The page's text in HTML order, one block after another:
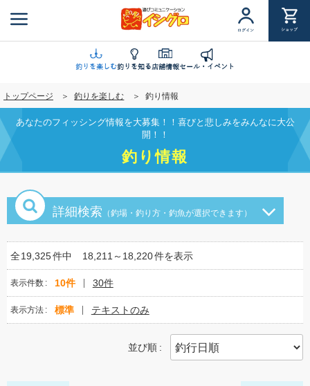
ン
に
移
動
ログイン ショップ
釣りを楽しむ釣りを知る店舗情報セール・イベント
トップページ 釣りを楽しむ 釣り情報
あなたのフィッシング情報を大募集！！喜びと悲しみをみんなに大公
開！！
釣り情報
詳細検索 （釣場・釣り方・釣魚が選択できます）
全19,325件中 18,211～18,220件を表示
表示件数 10件 30件
表示方法 標準 テキストのみ
並び順